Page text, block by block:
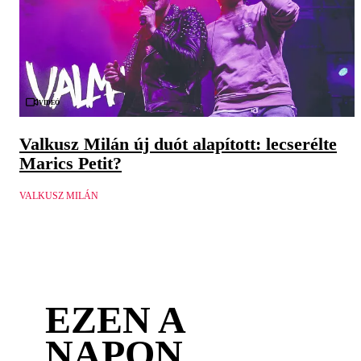
Videó
Valkusz Milán új duót alapított: lecserélte
Marics Petit?
VALKUSZ MILÁN
EZEN A